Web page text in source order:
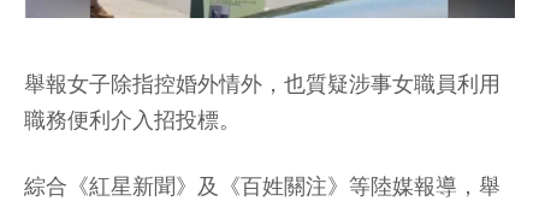
舉報女子除指控婚外情外，也質疑涉事女職員利用
職務便利介入招投標。
綜合《紅星新聞》及《百姓關注》等陸媒報導，舉